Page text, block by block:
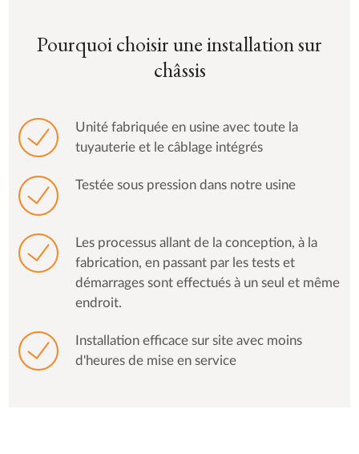
Pourquoi choisir une installation sur
châssis
Unité fabriquée en usine avec toute la
tuyauterie et le câblage intégrés
Testée sous pression dans notre usine
Les processus allant de la conception, à la
fabrication, en passant par les tests et
démarrages sont effectués à un seul et même
endroit.
Installation efficace sur site avec moins
d'heures de mise en service